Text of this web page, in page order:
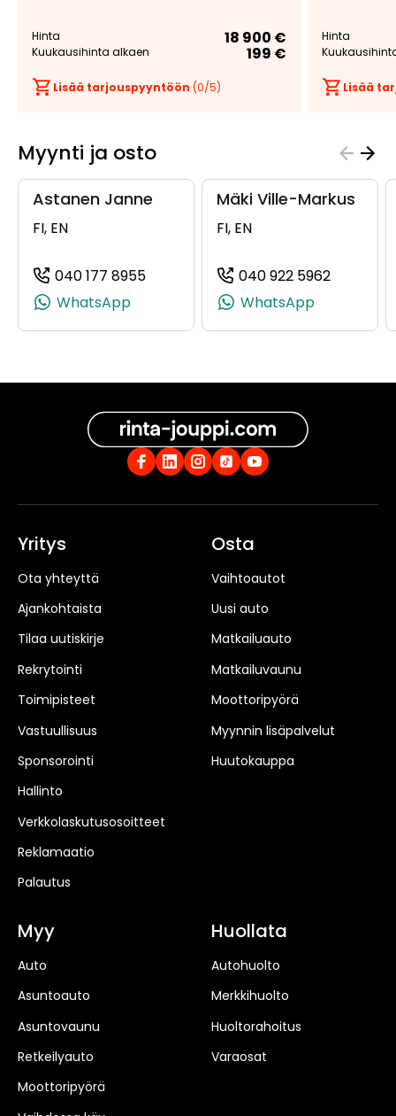
Hinta 18 900 €
Kuukausihinta alkaen 199 €
Lisää tarjouspyyntöön (0/5)
Hinta
Lisää
Myynti ja osto
Astanen Janne
FI, EN
040 177 8955
(+358401778955, 0401778955,
WhatsApp
Mäki Ville-Markus
FI, EN
040 922 5962
WhatsApp
Yritys
Ota yhteyttä
Ajankohtaista
Tilaa uutiskirje
Rekrytointi
Toimipisteet
Vastuullisuus
Sponsorointi
Hallinto
Verkkolaskutusosoitteet
Reklamaatio
Palautus
Osta
Vaihtoautot
Uusi auto
Matkailuauto
Matkailuvaunu
Moottoripyörä
Myynnin lisäpalvelut
Huutokauppa
Myy
Auto
Asuntoauto
Asuntovaunu
Retkeilyauto
Moottoripyörä
Huollata
Autohuolto
Merkkihuolto
Huoltorahoitus
Varaosat